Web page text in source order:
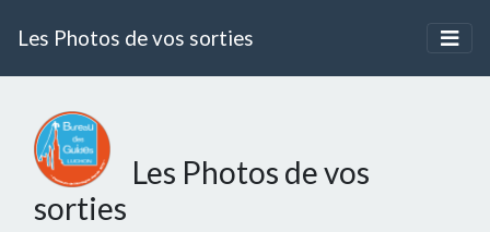
Les Photos de vos sorties
Les Photos de vos
sorties